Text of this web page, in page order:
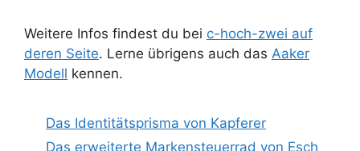
Weitere Infos findest du bei c-hoch-zwei auf
deren Seite. Lerne übrigens auch das Aaker
Modell kennen.
Das Identitätsprisma von Kapferer
Das erweiterte Markensteuerrad von Esch